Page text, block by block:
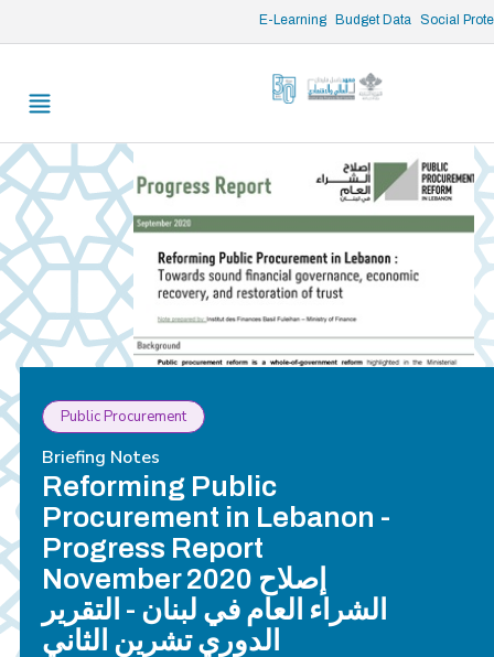
E-Learning Budget Data Social
Public Procurement
Briefing Notes
Reforming Public
Procurement in Lebanon -
Progress Report
November 2020 إصلاح
الشراء العام في لبنان - التقرير
الدوري تشرين الثاني